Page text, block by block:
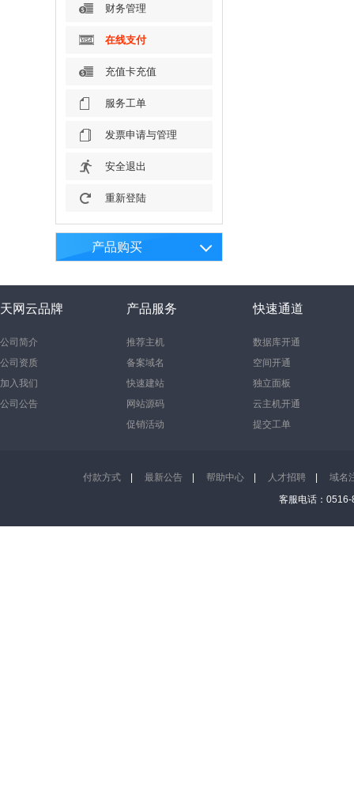
财务管理
在线支付
充值卡充值
服务工单
发票申请与管理
安全退出
重新登陆
产品购买
天网云品牌
公司简介
公司资质
加入我们
公司公告
产品服务
推荐主机
备案域名
快速建站
网站源码
促销活动
快速通道
数据库开通
空间开通
独立面板
云主机开通
提交工单
付款方式 最新公告 帮助中心 人才招聘
域名
客服电话：